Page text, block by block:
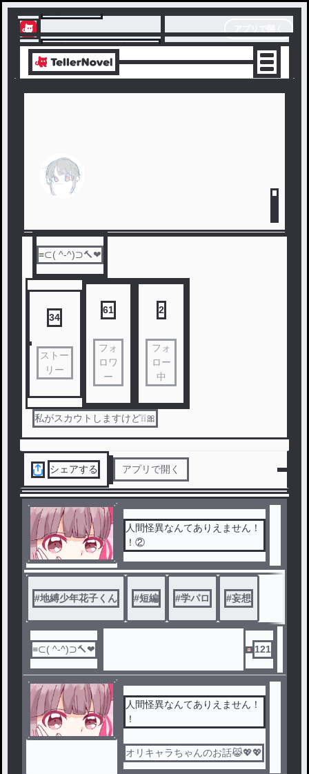
テラーノベル
アプリでサクサク楽しめる
34
ストー
リー
61
フォ
ロワ
ー
2
フォ
ロー
中
私がスカウトしますけど❕❕🎀
シェアする アプリで開く
人間怪異なんてありえません！
！②
#地縛少年花子くん #短編 #学パロ #妄想
121
人間怪異なんてありえません！
！
オリキャラちゃんのお話😹💖💖